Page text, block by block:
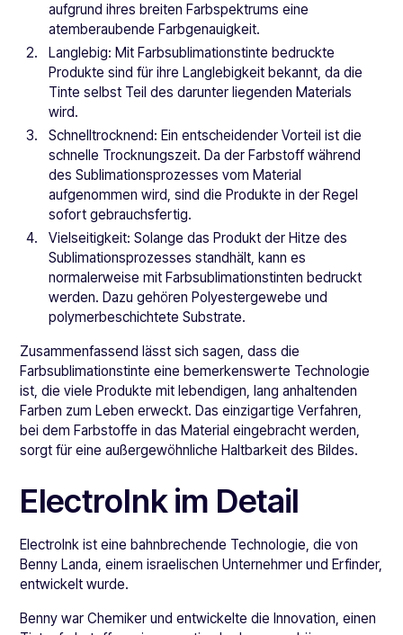
aufgrund ihres breiten Farbspektrums eine
atemberaubende Farbgenauigkeit.
Langlebig: Mit Farbsublimationstinte bedruckte
Produkte sind für ihre Langlebigkeit bekannt, da die
Tinte selbst Teil des darunter liegenden Materials
wird.
Schnelltrocknend: Ein entscheidender Vorteil ist die
schnelle Trocknungszeit. Da der Farbstoff während
des Sublimationsprozesses vom Material
aufgenommen wird, sind die Produkte in der Regel
sofort gebrauchsfertig.
Vielseitigkeit: Solange das Produkt der Hitze des
Sublimationsprozesses standhält, kann es
normalerweise mit Farbsublimationstinten bedruckt
werden. Dazu gehören Polyestergewebe und
polymerbeschichtete Substrate.
Zusammenfassend lässt sich sagen, dass die
Farbsublimationstinte eine bemerkenswerte Technologie
ist, die viele Produkte mit lebendigen, lang anhaltenden
Farben zum Leben erweckt. Das einzigartige Verfahren,
bei dem Farbstoffe in das Material eingebracht werden,
sorgt für eine außergewöhnliche Haltbarkeit des Bildes.
ElectroInk im Detail
ElectroInk ist eine bahnbrechende Technologie, die von
Benny Landa, einem israelischen Unternehmer und Erfinder,
entwickelt wurde.
Benny war Chemiker und entwickelte die Innovation, einen